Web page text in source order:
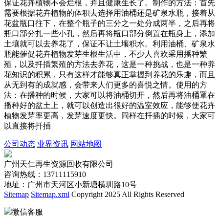
保证花卉植物不会烂根，并且健康生长了。制作的方法：首先
需要根据花卉植物的体积去选择用油桶还是矿泉水瓶，接着从
花盆瓶口往下，在整个瓶子的三分之一处分成两半，之后再将
瓶口部分扎一些小孔，然后再将瓶口部分倒置在瓶身上，添加
土壤就可以去养花了，保证不让土壤积水。利用油桶、矿泉水
瓶能催促花卉植物发芽生根生活中，不少人喜欢采用播种繁
殖，以及扦插繁殖的方法去养花，这是一种挑战，也是一种养
花知识的积累，只有这样才能够真正掌握到养花的乐趣，而且
从无到有的成就感，会带来人们更多的喜悦之情。使用的方
法：在播种的时候，大家可以将油桶切开，然后再将油桶罩在
播种好的盆土上，就可以创造出很好的温室效应，能够使花卉
植物发芽率更高，发芽速度更快。同样在扦插的时候，大家可
以直接将扦插
公司动态 业界资讯 网站地图
广州天仁再生资源回收有限公司
咨询热线：13711115910
地址：广州市天河区小新塘横圳路10号
Sitemap Sitemap.xml Copyright 2025 All Rights Reserved
微信客服